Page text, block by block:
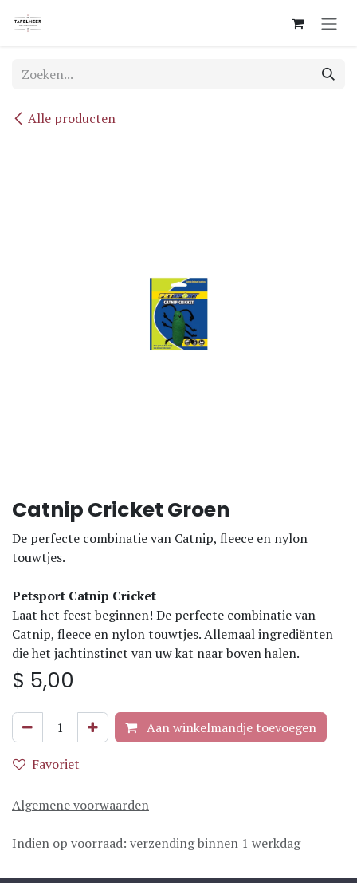
Alle producten
Catnip Cricket Groen
De perfecte combinatie van Catnip, fleece en nylon
touwtjes.
Petsport Catnip Cricket
Laat het feest beginnen! De perfecte combinatie van
Catnip, fleece en nylon touwtjes. Allemaal ingrediënten
die het jachtinstinct van uw kat naar boven halen.
$ 5,00
Aan winkelmandje toevoegen
Favoriet
Algemene voorwaarden
Indien op voorraad: verzending binnen 1 werkdag